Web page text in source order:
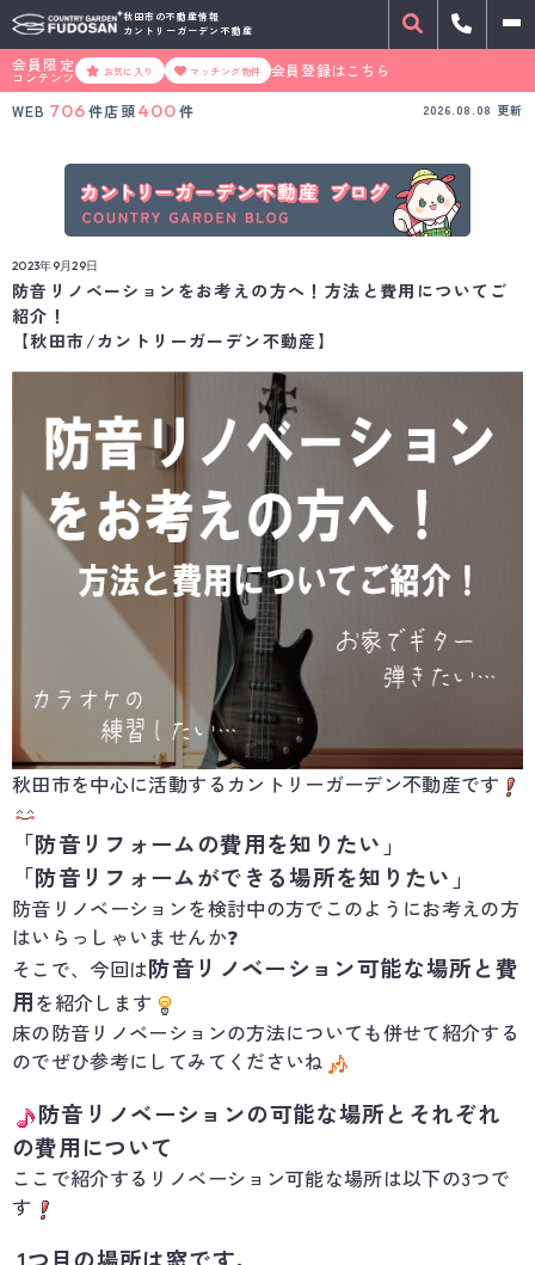
秋田市の不動産情報
カントリーガーデン不動産
会員限定
コンテンツ お気に入り マッチング物件
会員登録はこちら
WEB 706件店頭400 件 2026.08.08 更新
2023年9月29日
防音リノベーションをお考えの方へ！方法と費用についてご
紹介！
【秋田市/カントリーガーデン不動産】
秋田市を中心に活動するカントリーガーデン不動産です
「防音リフォームの費用を知りたい」
「防音リフォームができる場所を知りたい」
防音リノベーションを検討中の方でこのようにお考えの方
はいらっしゃいませんか❓
そこで、今回は防音リノベーション可能な場所と費
用を紹介します
床の防音リノベーションの方法についても併せて紹介する
のでぜひ参考にしてみてくださいね
防音リノベーションの可能な場所とそれぞれ
の費用について
ここで紹介するリノベーション可能な場所は以下の3つで
す
1つ目の場所は窓です。